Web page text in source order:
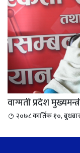
वाग्मती प्रदेश
२०७८ कार्तिक १०,